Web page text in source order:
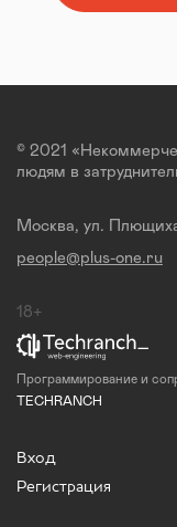
© 2021
людям в
Москва, ул.
people@plus-one.ru
18+
Программирование и
TECHRANCH
Вход
Регистрация